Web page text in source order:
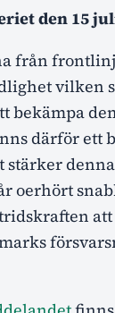
den 15
från
vilken
bekämpa
därför ett
stärker
oerhört